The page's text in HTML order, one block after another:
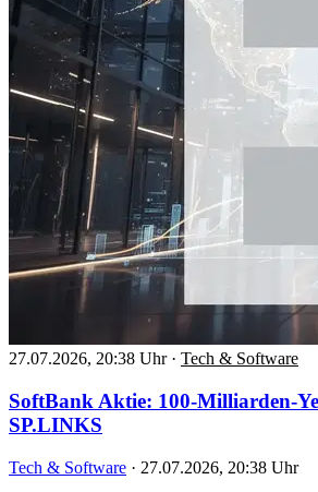
27.07.2026, 20:38 Uhr · Tech & Software
SoftBank Aktie: 100-Milliarden-
SP.LINKS
Tech & Software · 27.07.2026, 20:38 Uhr